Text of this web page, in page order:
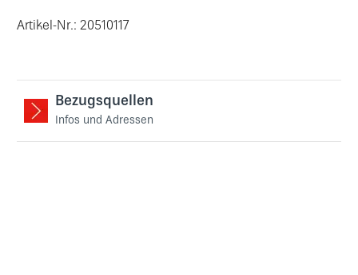
Artikel-Nr.: 20510117
Bezugsquellen
Infos und Adressen